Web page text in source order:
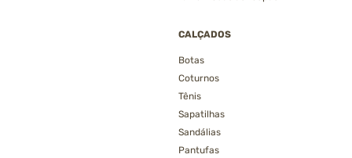
CALÇADOS
Botas
Coturnos
Tênis
Sapatilhas
Sandálias
Pantufas